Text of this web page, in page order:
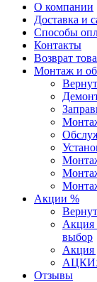
О компании
Доставка и
Способы
Контакты
Возврат
Монтаж и
Акции %
Акция
выбор
Акция
АЦКИЯ
Отзывы